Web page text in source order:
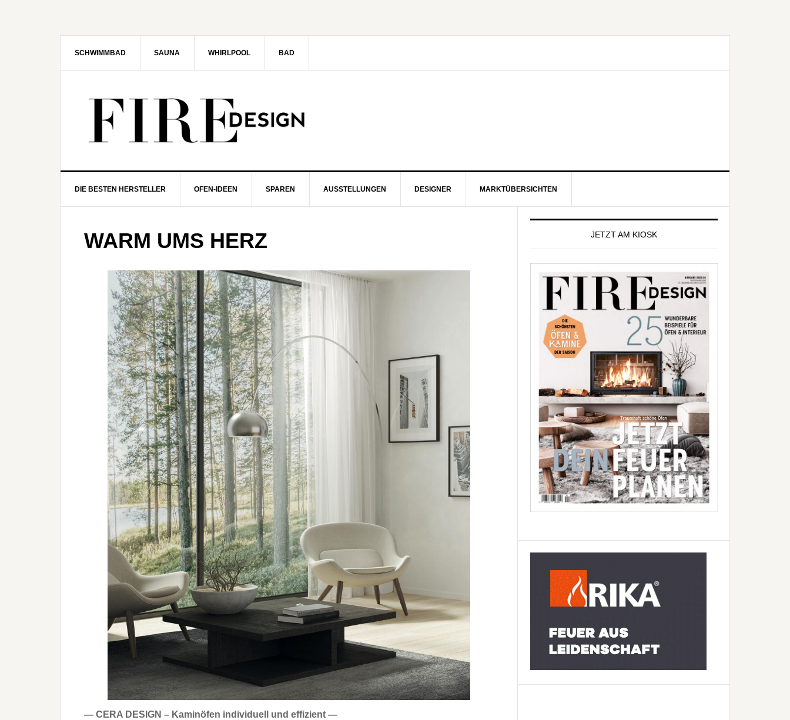
SCHWIMMBAD SAUNA WHIRLPOOL BAD
DIE BESTEN HERSTELLER OFEN-IDEEN SPAREN AUSSTELLUNGEN DESIGNER MARKTÜBERSICHTEN
WARM UMS HERZ
— CERA DESIGN – Kaminöfen individuell und effizient —
Seitenspalte
JETZT AM KIOSK